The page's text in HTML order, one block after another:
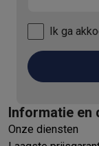
Ik ga
Informatie en
Onze diensten